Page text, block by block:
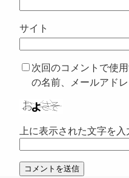
サイト
次回のコメントで使
の名前、メールアド
上に表示された文字を入